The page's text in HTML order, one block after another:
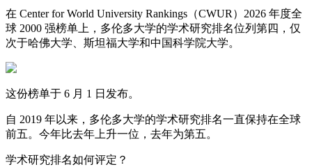
在 Center for World University Rankings（CWUR）2026 年度全
球 2000 强榜单上，多伦多大学的学术研究排名位列第四，仅
次于哈佛大学、斯坦福大学和中国科学院大学。
这份榜单于 6 月 1 日发布。
自 2019 年以来，多伦多大学的学术研究排名一直保持在全球
前五。今年比去年上升一位，去年为第五。
学术研究排名如何评定？